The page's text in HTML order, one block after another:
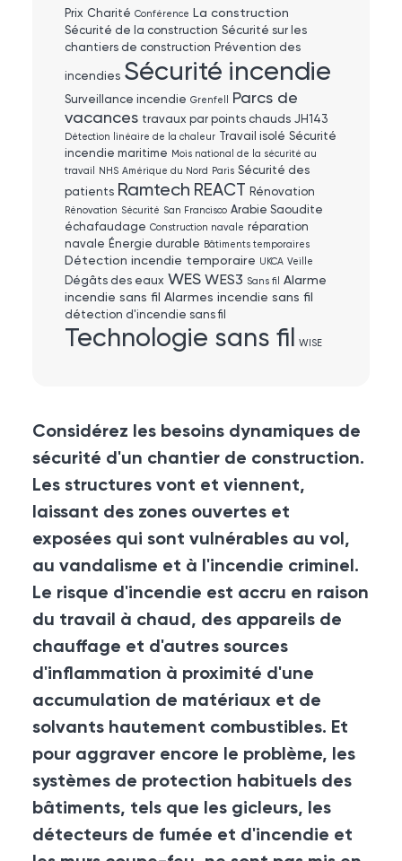
Considérez les besoins dynamiques de
sécurité d'un chantier de construction.
Les structures vont et viennent,
laissant des zones ouvertes et
exposées qui sont vulnérables au vol,
au vandalisme et à l'incendie criminel.
Le risque d'incendie est accru en raison
du travail à chaud, des appareils de
chauffage et d'autres sources
d'inflammation à proximité d'une
accumulation de matériaux et de
solvants hautement combustibles. Et
pour aggraver encore le problème, les
systèmes de protection habituels des
bâtiments, tels que les gicleurs, les
détecteurs de fumée et d'incendie et
Prix Charité Conférence La construction
Sécurité de la construction Sécurité sur les
chantiers de construction Prévention des
incendies Sécurité incendie
Surveillance incendie Grenfell
Parcs de
vacances travaux par points chauds JH143
Détection linéaire de la chaleur Travail isolé Sécurité
incendie maritime
Mois national de la sécurité au
travail
NHS Amérique du Nord Paris Sécurité des
patients Ramtech REACT Rénovation
Rénovation Sécurité San Francisco Arabie Saoudite
échafaudage Construction navale réparation
navale Énergie durable Bâtiments temporaires
Détection incendie temporaire UKCA Veille
Dégâts des eaux WES WES3 Sans fil
Alarme
incendie sans fil Alarmes incendie sans fil
détection d'incendie sans fil
Technologie sans fil WISE